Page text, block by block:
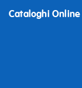
Cataloghi Online